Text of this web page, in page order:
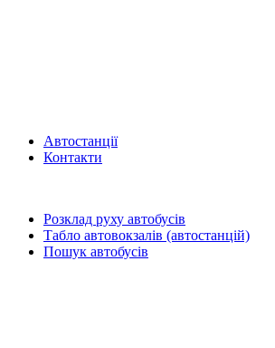
Автостанції
Контакти
Розклад руху автобусів
Табло автовокзалів (автостанцій)
Пошук автобусів